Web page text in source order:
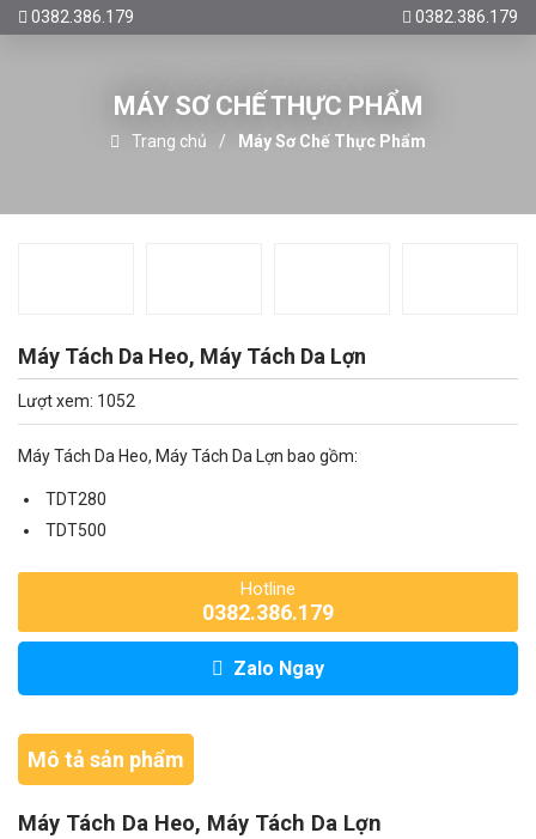
0382.386.179 0382.386.179
MÁY SƠ CHẾ THỰC PHẨM
Trang chủ Máy Sơ Chế Thực Phẩm
Máy Tách Da Heo, Máy Tách Da Lợn
Lượt xem: 1052
Máy Tách Da Heo, Máy Tách Da Lợn bao gồm:
TDT280
TDT500
Hotline
0382.386.179
Zalo Ngay
Mô tả sản phẩm
Máy Tách Da Heo, Máy Tách Da Lợn